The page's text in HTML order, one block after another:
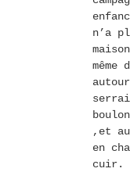
n’a
,et
en
cuir.